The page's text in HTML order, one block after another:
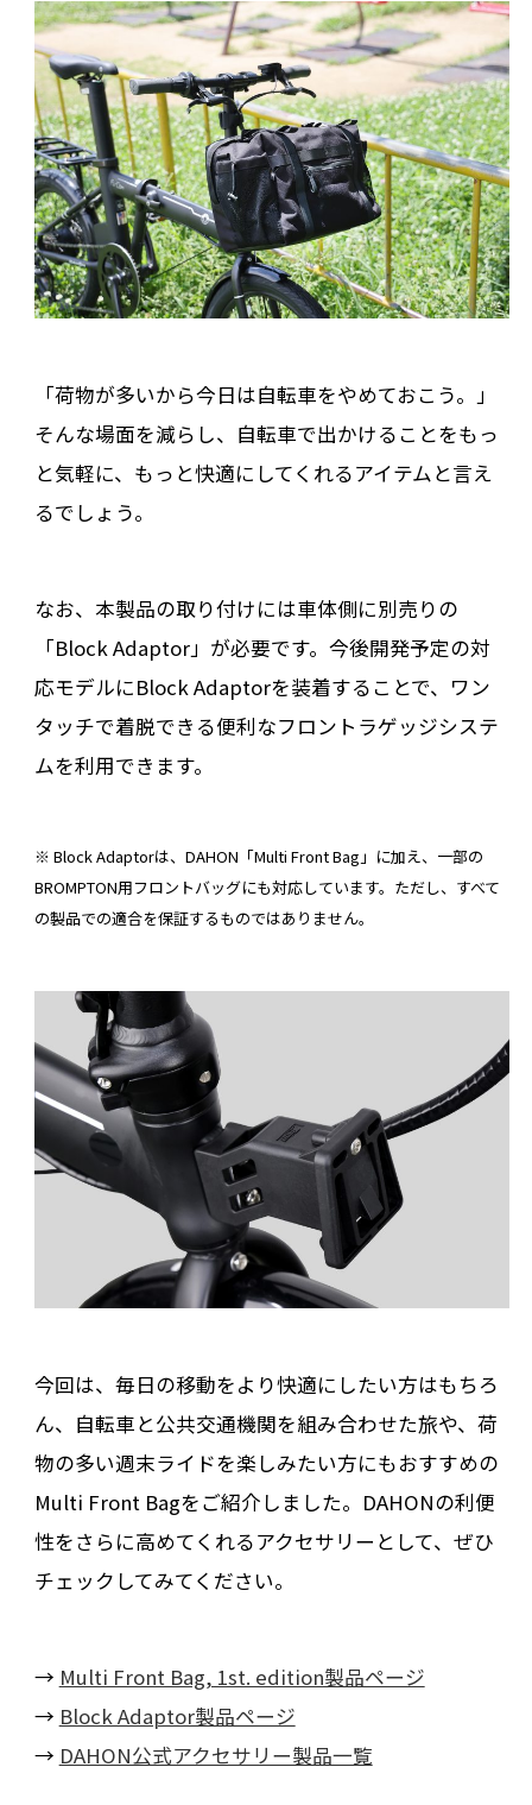
「荷物が多いから今日は自転車をやめておこう。」
そんな場面を減らし、自転車で出かけることをもっ
と気軽に、もっと快適にしてくれるアイテムと言え
るでしょう。
なお、本製品の取り付けには車体側に別売りの
「Block Adaptor」が必要です。今後開発予定の対
応モデルにBlock Adaptorを装着することで、ワン
タッチで着脱できる便利なフロントラゲッジシステ
ムを利用できます。
※ Block Adaptorは、DAHON「Multi Front Bag」に加え、一部の
BROMPTON用フロントバッグにも対応しています。ただし、すべて
の製品での適合を保証するものではありません。
今回は、毎日の移動をより快適にしたい方はもちろ
ん、自転車と公共交通機関を組み合わせた旅や、荷
物の多い週末ライドを楽しみたい方にもおすすめの
Multi Front Bagをご紹介しました。DAHONの利便
性をさらに高めてくれるアクセサリーとして、ぜひ
チェックしてみてください。
→ Multi Front Bag, 1st. edition製品ページ
→ Block Adaptor製品ページ
→ DAHON公式アクセサリー製品一覧